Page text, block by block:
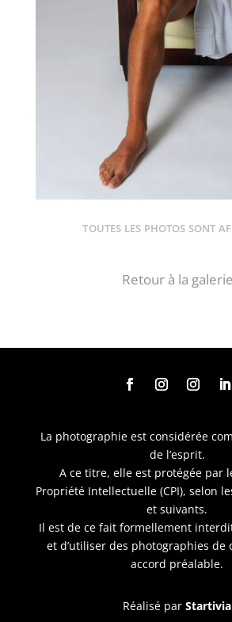
TOUTES LES PHOTOS SONT
Retour à la galerie
La photographie est considérée
de l’esprit.
A ce titre, elle est protégée par
Propriété Intellectuelle (CPI), selon
et suivants.
Il est de ce fait formellement
et d’utiliser des photographies de
accord préalable.
Réalisé parStartivia